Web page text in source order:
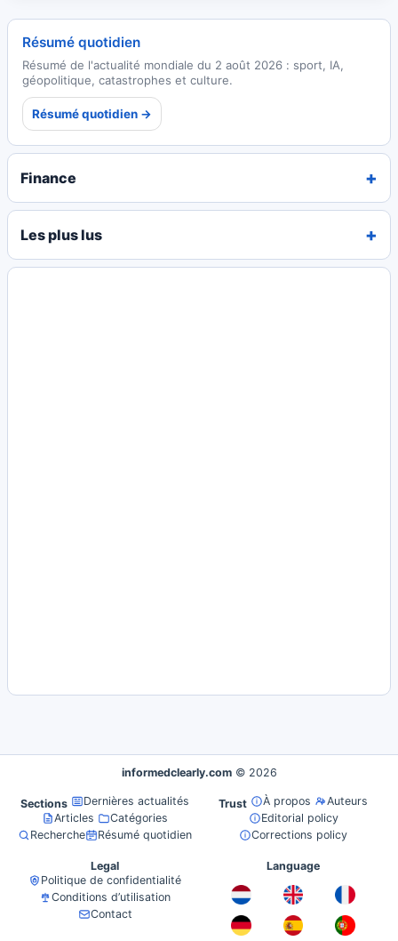
Résumé quotidien
Résumé de l'actualité mondiale du 2 août 2026 : sport, IA,
géopolitique, catastrophes et culture.
Résumé quotidien →
Finance
Les plus lus
informedclearly.com © 2026
Sections
Dernières actualités
Articles
Catégories
Recherche
Résumé quotidien
Trust À propos
Auteurs
Editorial policy
Corrections policy
Legal
Politique de confidentialité
Conditions d’utilisation
Contact
Language